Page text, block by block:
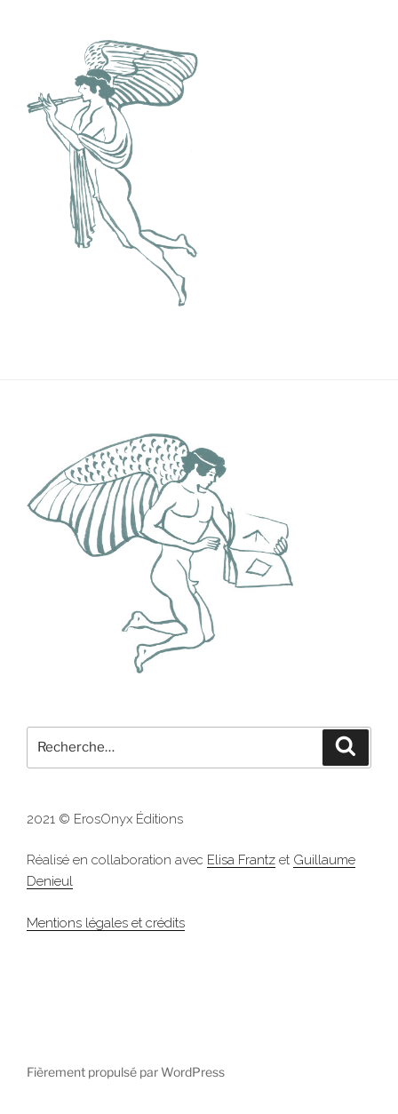
pour
2021 © ErosOnyx Éditions
Réalisé en collaboration avec Elisa Frantz et Guillaume
Denieul
Mentions légales et crédits
Fièrement propulsé par WordPress